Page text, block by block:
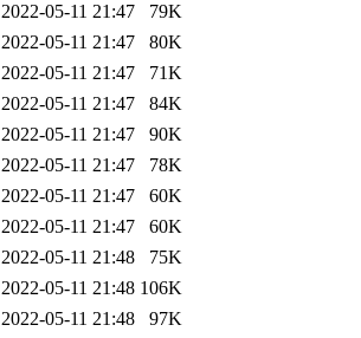
2022-05-11 21:47
79K
2022-05-11 21:47
80K
2022-05-11 21:47
71K
2022-05-11 21:47
84K
2022-05-11 21:47
90K
2022-05-11 21:47
78K
2022-05-11 21:47
60K
2022-05-11 21:47
60K
2022-05-11 21:48
75K
2022-05-11 21:48 106K
2022-05-11 21:48
97K